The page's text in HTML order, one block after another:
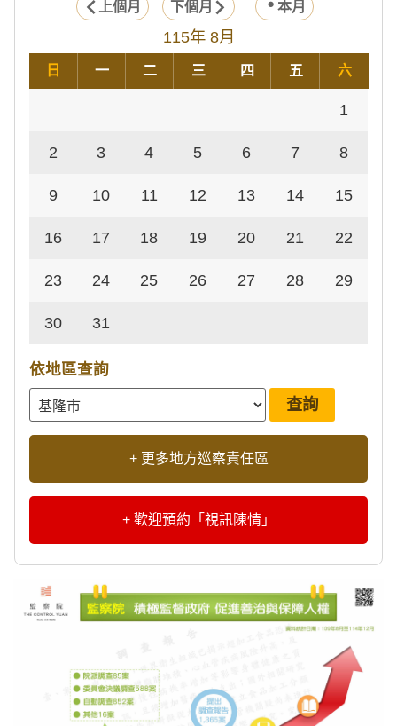
上個月 下個月 本月
115年 8月
日 一 二 三 四 五 六
1
2 3 4 5 6 7 8
9 10 11 12 13 14 15
16 17 18 19 20 21 22
23 24 25 26 27 28 29
30 31
依地區查詢
+ 更多地方巡察責任區
+ 歡迎預約「視訊陳情」